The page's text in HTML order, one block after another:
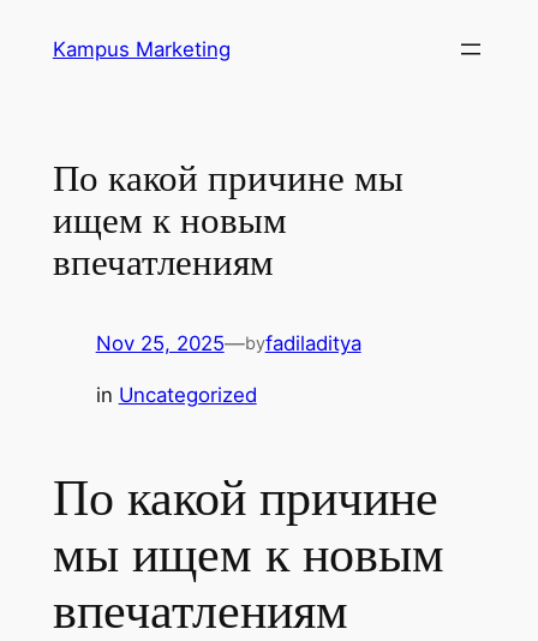
Kampus Marketing
По какой причине мы
ищем к новым
впечатлениям
Nov 25, 2025—byfadiladitya
in Uncategorized
По какой причине
мы ищем к новым
впечатлениям